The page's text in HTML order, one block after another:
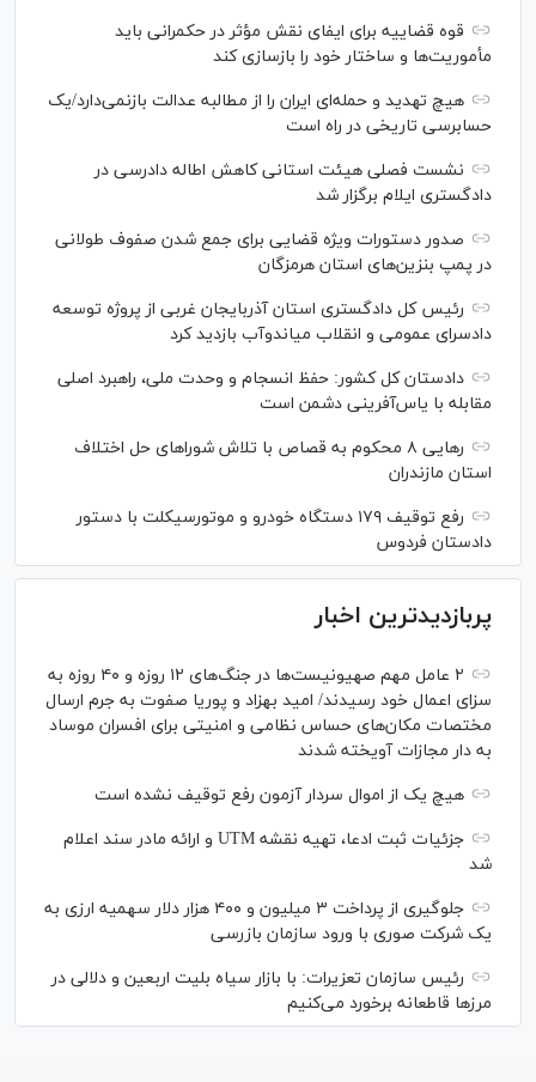
قوه قضاییه برای ایفای نقش مؤثر در حکمرانی باید
مأموریت‌ها و ساختار خود را بازسازی کند
هیچ تهدید و حمله‌ای ایران را از مطالبه عدالت بازنمی‌دارد/یک
حسابرسی تاریخی در راه است
نشست فصلی هیئت استانی کاهش اطاله دادرسی در
دادگستری ایلام برگزار شد
صدور دستورات ویژه قضایی برای جمع شدن صفوف طولانی
در پمپ بنزین‌های استان هرمزگان
رئیس کل دادگستری استان آذربایجان غربی از پروژه توسعه
دادسرای عمومی و انقلاب میاندوآب بازدید کرد
دادستان کل کشور: حفظ انسجام و وحدت ملی، راهبرد اصلی
مقابله با یاس‌آفرینی دشمن است
رهایی ۸ محکوم به قصاص با تلاش شورا‌های حل اختلاف
استان مازندران
رفع توقیف ۱۷۹ دستگاه خودرو و موتورسیکلت با دستور
دادستان فردوس
پربازدیدترین اخبار
۲ عامل مهم صهیونیست‌ها در جنگ‌های ۱۲ روزه و ۴۰ روزه به
سزای اعمال خود رسیدند/ امید بهزاد و پوریا صفوت به جرم ارسال
مختصات مکان‌های حساس نظامی و امنیتی برای افسران موساد
به دار مجازات آویخته شدند
هیچ یک از اموال سردار آزمون رفع توقیف نشده است
جزئیات ثبت ادعا، تهیه نقشه UTM و ارائه مادر سند اعلام
شد
جلوگیری از پرداخت ۳ میلیون و ۴۰۰ هزار دلار سهمیه ارزی به
یک شرکت صوری با ورود سازمان بازرسی
رئیس سازمان تعزیرات: با بازار سیاه بلیت اربعین و دلالی در
مرز‌ها قاطعانه برخورد می‌کنیم